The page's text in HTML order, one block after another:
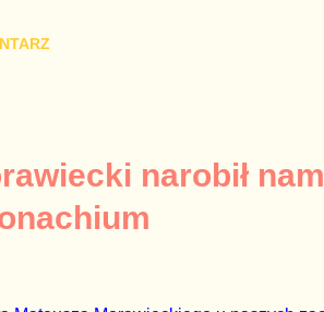
do pięt. Smutne, że znowu dał się
w 2007 roku też tak się stało. Na kilka
parlamentarnymi do biur Solorza
a kilka dni później...
narobił